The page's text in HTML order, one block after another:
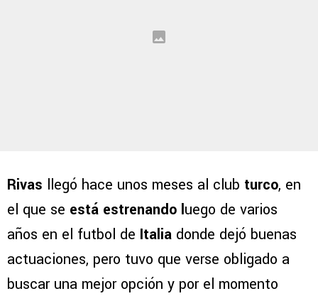
Rivas llegó hace unos meses al club turco, en
el que se está estrenando luego de varios
años en el futbol de Italia donde dejó buenas
actuaciones, pero tuvo que verse obligado a
buscar una mejor opción y por el momento